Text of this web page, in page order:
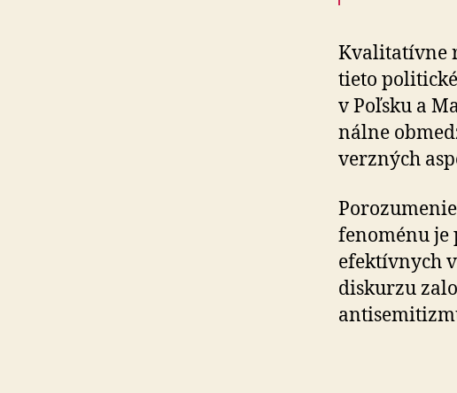
Kvalitatívne
tieto
v Poľsku a
nál­ne
ver­zných
fenoménu je
efektívnych
diskurzu